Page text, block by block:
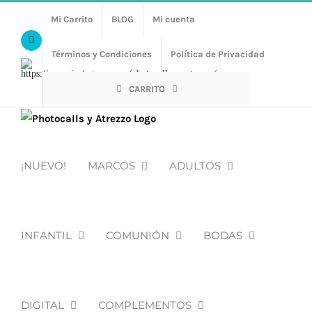
contenidoFacebook
Https://www.instagram.com/photocalls_y_atrezzo/
Mi Carrito BLOG Mi cuenta
Términos y Condiciones Política de Privacidad
CARRITO
¡NUEVO! MARCOS ADULTOS
INFANTIL COMUNIÓN BODAS
DIGITAL COMPLEMENTOS